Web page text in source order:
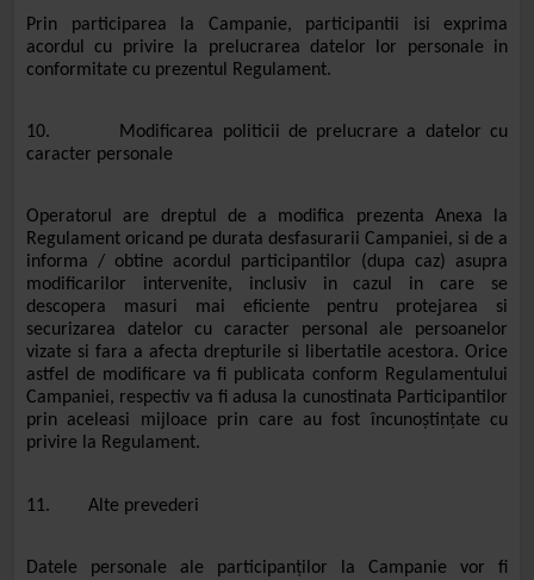
Prin participarea la Campanie, participantii isi exprima
acordul cu privire la prelucrarea datelor lor personale in
conformitate cu prezentul Regulament.
10. Modificarea politicii de prelucrare a datelor cu
caracter personale
Operatorul are dreptul de a modifica prezenta Anexa la
Regulament oricand pe durata desfasurarii Campaniei, si de a
informa / obtine acordul participantilor (dupa caz) asupra
modificarilor intervenite, inclusiv in cazul in care se
descopera masuri mai eficiente pentru protejarea si
securizarea datelor cu caracter personal ale persoanelor
vizate si fara a afecta drepturile si libertatile acestora. Orice
astfel de modificare va fi publicata conform Regulamentului
Campaniei, respectiv va fi adusa la cunostinata Participantilor
prin aceleasi mijloace prin care au fost încunoștințate cu
privire la Regulament.
11. Alte prevederi
Datele personale ale participanților la Campanie vor fi